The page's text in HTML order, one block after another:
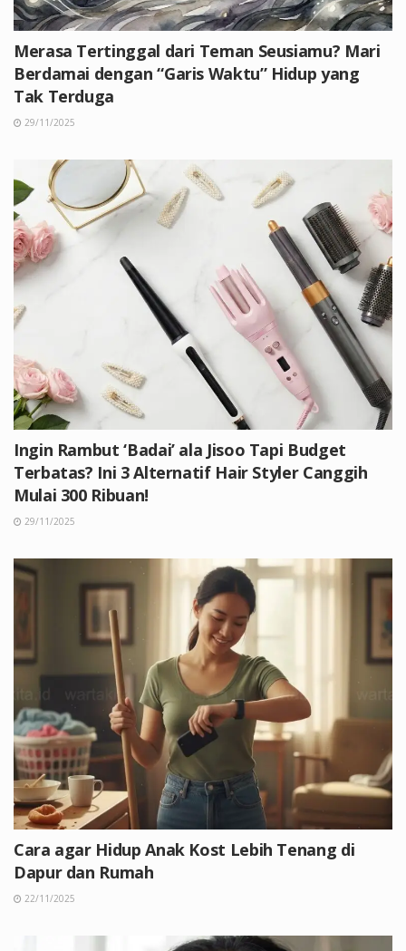
Merasa Tertinggal dari Teman Seusiamu? Mari
Berdamai dengan “Garis Waktu” Hidup yang
Tak Terduga
29/11/2025
Ingin Rambut ‘Badai’ ala Jisoo Tapi Budget
Terbatas? Ini 3 Alternatif Hair Styler Canggih
Mulai 300 Ribuan!
29/11/2025
Cara agar Hidup Anak Kost Lebih Tenang di
Dapur dan Rumah
22/11/2025